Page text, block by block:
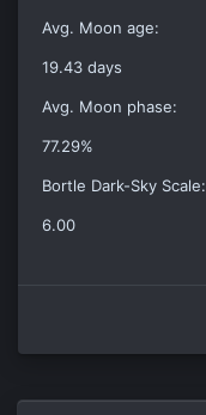
Avg. Moon age:
19.43 days
Avg. Moon phase:
77.29%
Bortle Dark-Sky Scale:
6.00